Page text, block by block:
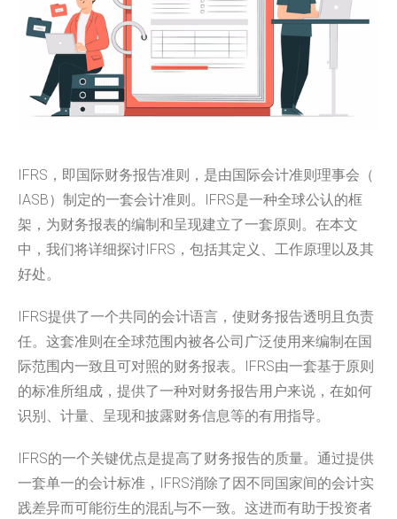
IFRS，即国际财务报告准则，是由国际会计准则理事会（
IASB）制定的一套会计准则。IFRS是一种全球公认的框
架， 为财务报表的编制和呈现建立了一套原则。在本文
中， 我们将详细探讨IFRS，包括其定义、工作原理以及其
好处。
IFRS提供了一个共同的会计语言，使财务报告透明且负责
任。 这套准则在全球范围内被各公司广泛使用来编制在国
际范围内一致且 可对照的财务报表。IFRS由一套基于原则
的标准所组成， 提供了一种对财务报告用户来说，在如何
识别、计量、 呈现和披露财务信息等的有用指导。
IFRS的一个关键优点是提高了财务报告的质量。 通过提供
一套单一的会计标准，
IFRS消除了因不同国家间的会计实
践差异而可能衍生的混乱与不一致。 这进而有助于投资者